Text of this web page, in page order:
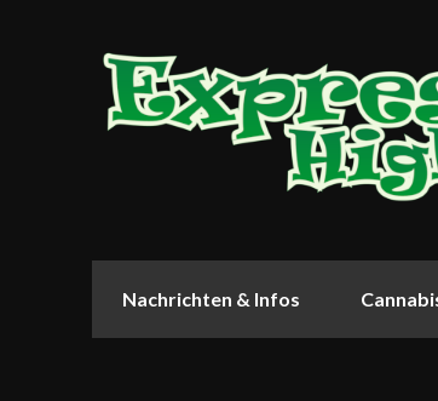
Nachrichten & Infos